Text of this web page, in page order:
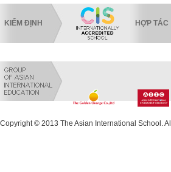
KIỂM ĐỊNH HỢP TÁC
Copyright © 2013 The Asian International School.